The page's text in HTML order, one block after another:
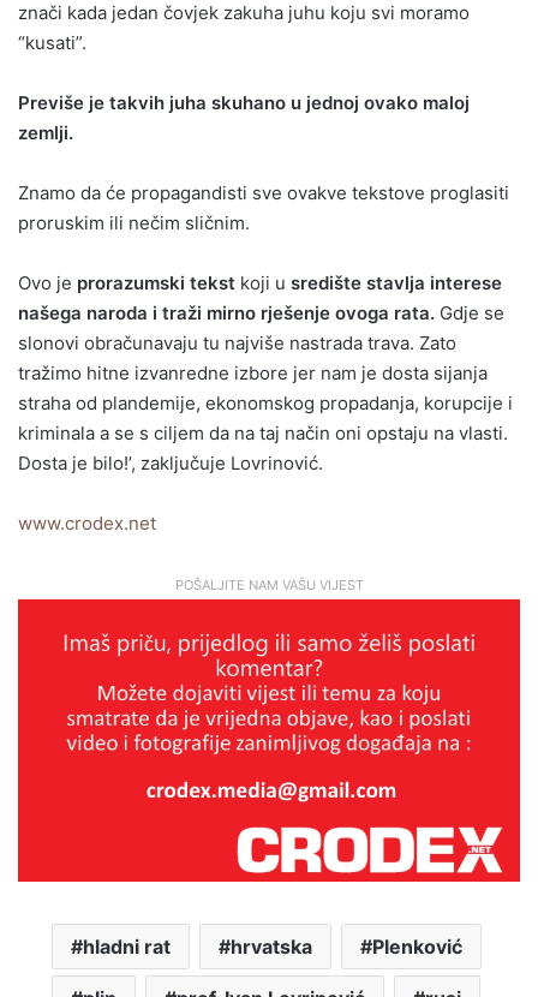
znači kada jedan čovjek zakuha juhu koju svi moramo
“kusati”.
Previše je takvih juha skuhano u jednoj ovako maloj
zemlji.
Znamo da će propagandisti sve ovakve tekstove proglasiti
proruskim ili nečim sličnim.
Ovo je prorazumski tekst koji u središte stavlja interese
našega naroda i traži mirno rješenje ovoga rata. Gdje se
slonovi obračunavaju tu najviše nastrada trava. Zato
tražimo hitne izvanredne izbore jer nam je dosta sijanja
straha od plandemije, ekonomskog propadanja, korupcije i
kriminala a se s ciljem da na taj način oni opstaju na vlasti.
Dosta je bilo!’, zaključuje Lovrinović.
www.crodex.net
POŠALJITE NAM VAŠU VIJEST
hladni rat hrvatska Plenković